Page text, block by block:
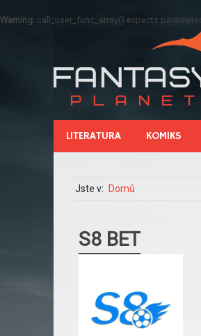
Warning: call_user_func_array() expects
LITERATURA KOMIKS
Jste v: Domů
S8 BET